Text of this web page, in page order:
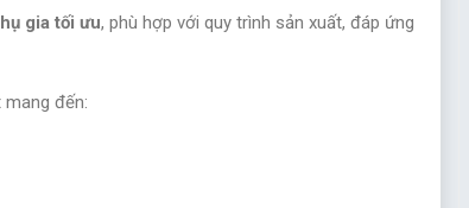
gia tối ưu, phù hợp với quy trình sản xuất, đáp ứng
đến: